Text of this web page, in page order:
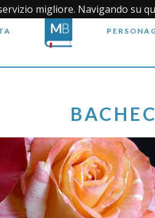
migliore. Navigando su